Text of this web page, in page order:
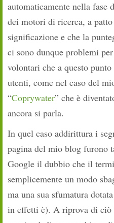
automaticamente nella fase
dei motori di ricerca, a
significazione e che la
ci sono dunque problemi
volontari che a questo
utenti, come nel caso del
“Coprywater” che è
ancora si parla.
In quel caso addirittura i
pagina del mio blog furono
Google il dubbio che il
semplicemente un modo
ma una sua sfumatura
in effetti è). A riprova di ciò